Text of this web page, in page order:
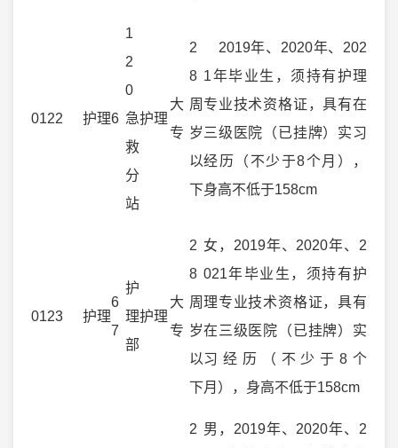
0122 护理6
1
2
0
急
救
分
站
护理
大
专
2
8
周
岁
以
下
2019年、2020年、202
1年毕业生，须持有护理
专业技术资格证，具有在
三级医院（已挂牌）实习
经历（不少于8个月），
身高不低于158cm
0123 护理
6
7
护
理
部
护理
大
专
2
8
周
岁
以
下
女，2019年、2020年、2
021年毕业生，须持有护
理专业技术资格证，具有
在三级医院（已挂牌）实
习经历（不少于8个
月），身高不低于158cm
2 男，2019年、2020年、2